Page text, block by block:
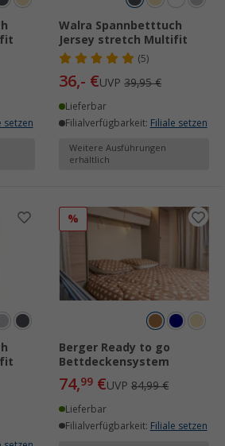
setzen
Walra Spannbetttuch
Jersey stretch Multifit
(5)
36,- €UVP 39,95 €
Lieferbar
Filialverfügbarkeit: Filiale setzen
Weitere Ausführungen
erhältlich
%
Berger Ready to go
Bettdeckensystem
74,99 €UVP 84,99 €
Lieferbar
Filialverfügbarkeit: Filiale setzen